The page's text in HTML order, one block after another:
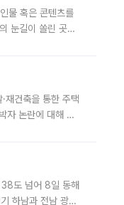
물 혹은 콘텐츠를
눈길이 쏠린 곳은
재건축을 통한 주택
자 논란에 대해 정
도 넘어 8일 동해
하남과 전남 광양